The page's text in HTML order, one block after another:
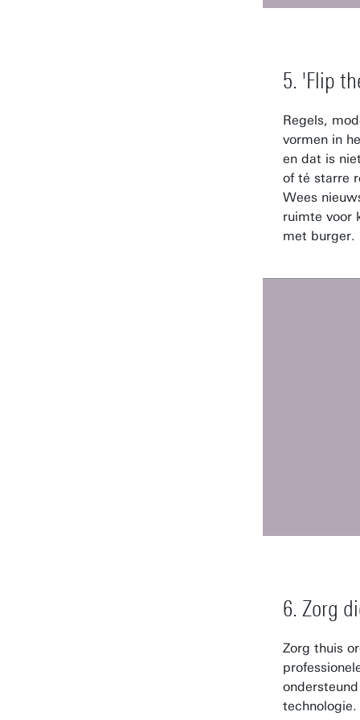
5. 'Flip
Regels,
vormen in
en dat is
of té starre
Wees
ruimte voor
met burger.
6. Zorg
Zorg thuis